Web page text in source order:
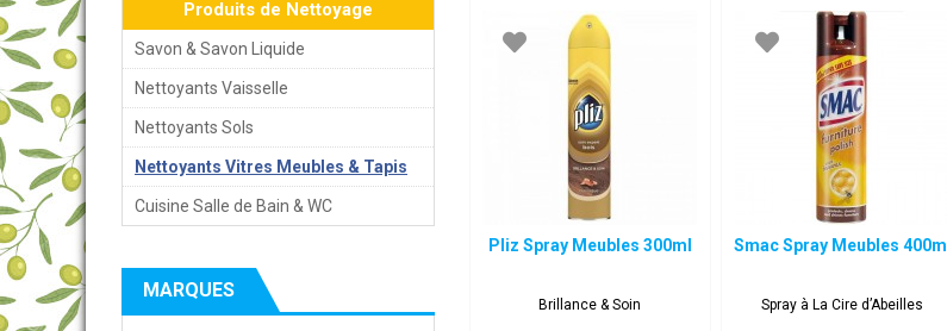
Produits de Nettoyage
Savon & Savon Liquide
Nettoyants Vaisselle
Nettoyants Sols
Nettoyants Vitres Meubles & Tapis
Cuisine Salle de Bain & WC
MARQUES
Pliz Spray Meubles 300ml
Brillance & Soin
Smac Spray Meubles 400ml
Spray à La Cire d’Abeilles